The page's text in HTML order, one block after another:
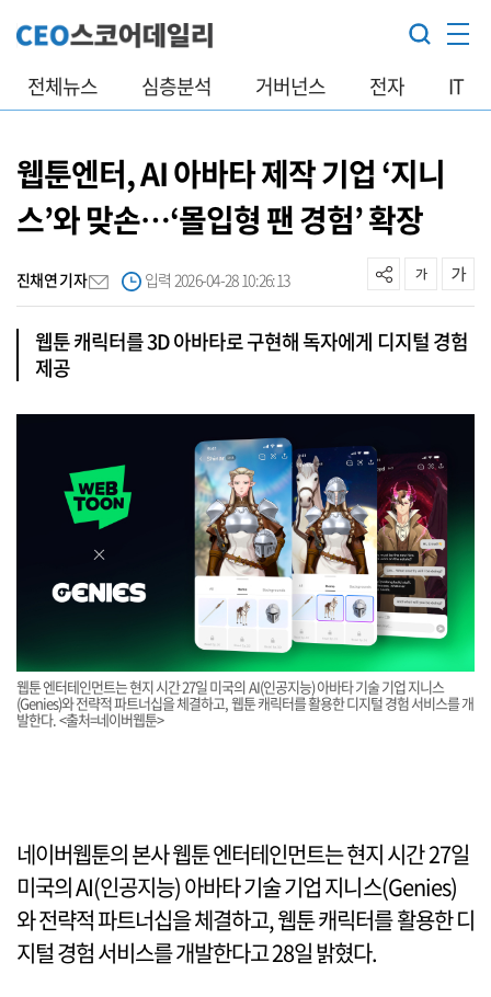
전체뉴스 심층분석 거버넌스 전자 IT
웹툰엔터, AI 아바타 제작 기업 ‘지니
스’와 맞손…‘몰입형 팬 경험’ 확장
진채연 기자 입력 2026-04-28 10:26:13
웹툰 캐릭터를 3D 아바타로 구현해 독자에게 디지털 경험
제공
웹툰 엔터테인먼트는 현지 시간 27일 미국의 AI(인공지능) 아바타 기술 기업 지니스
(Genies)와 전략적 파트너십을 체결하고, 웹툰 캐릭터를 활용한 디지털 경험 서비스를 개
발한다. <출처=네이버웹툰>
네이버웹툰의 본사 웹툰 엔터테인먼트는 현지 시간 27일
미국의 AI(인공지능) 아바타 기술 기업 지니스(Genies)
와 전략적 파트너십을 체결하고, 웹툰 캐릭터를 활용한 디
지털 경험 서비스를 개발한다고 28일 밝혔다.